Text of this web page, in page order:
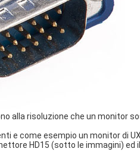
alla risoluzione che un monitor
e come esempio un monitor di
HD15 (sotto le immagini) ed il